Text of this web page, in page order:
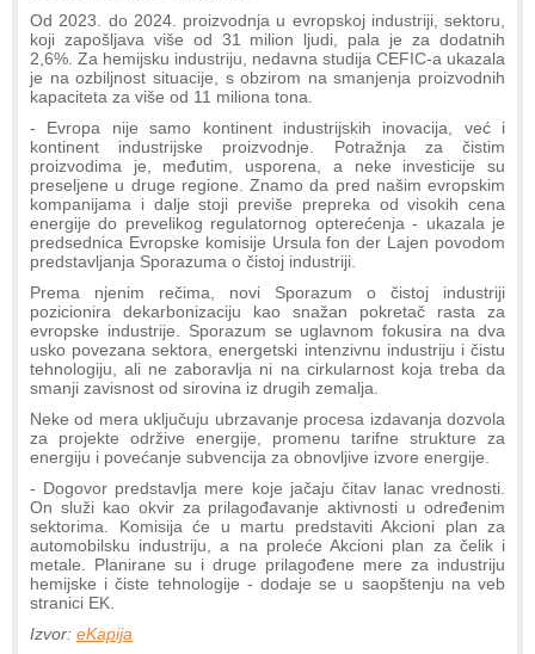
Od 2023. do 2024. proizvodnja u evropskoj industriji, sektoru,
koji zapošljava više od 31 milion ljudi, pala je za dodatnih
2,6%. Za hemijsku industriju, nedavna studija CEFIC-a ukazala
je na ozbiljnost situacije, s obzirom na smanjenja proizvodnih
kapaciteta za više od 11 miliona tona.
- Evropa nije samo kontinent industrijskih inovacija, već i
kontinent industrijske proizvodnje. Potražnja za čistim
proizvodima je, međutim, usporena, a neke investicije su
preseljene u druge regione. Znamo da pred našim evropskim
kompanijama i dalje stoji previše prepreka od visokih cena
energije do prevelikog regulatornog opterećenja - ukazala je
predsednica Evropske komisije Ursula fon der Lajen povodom
predstavljanja Sporazuma o čistoj industriji.
Prema njenim rečima, novi Sporazum o čistoj industriji
pozicionira dekarbonizaciju kao snažan pokretač rasta za
evropske industrije. Sporazum se uglavnom fokusira na dva
usko povezana sektora, energetski intenzivnu industriju i čistu
tehnologiju, ali ne zaboravlja ni na cirkularnost koja treba da
smanji zavisnost od sirovina iz drugih zemalja.
Neke od mera uključuju ubrzavanje procesa izdavanja dozvola
za projekte održive energije, promenu tarifne strukture za
energiju i povećanje subvencija za obnovljive izvore energije.
- Dogovor predstavlja mere koje jačaju čitav lanac vrednosti.
On služi kao okvir za prilagođavanje aktivnosti u određenim
sektorima. Komisija će u martu predstaviti Akcioni plan za
automobilsku industriju, a na proleće Akcioni plan za čelik i
metale. Planirane su i druge prilagođene mere za industriju
hemijske i čiste tehnologije - dodaje se u saopštenju na veb
stranici EK.
Izvor: eKapija